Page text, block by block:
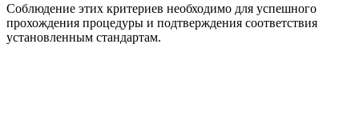
Соблюдение этих критериев необходимо для успешного
прохождения процедуры и подтверждения соответствия
установленным стандартам.